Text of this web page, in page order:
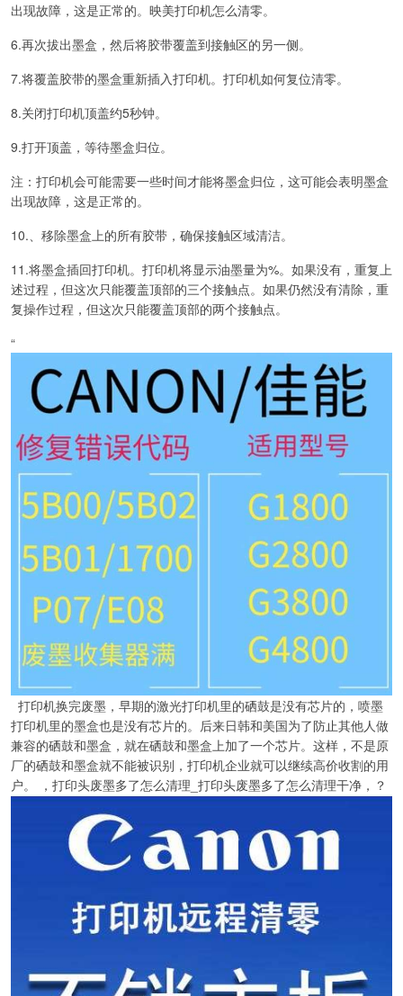
出现故障，这是正常的。映美打印机怎么清零。
6.再次拔出墨盒，然后将胶带覆盖到接触区的另一侧。
7.将覆盖胶带的墨盒重新插入打印机。打印机如何复位清零。
8.关闭打印机顶盖约5秒钟。
9.打开顶盖，等待墨盒归位。
注：打印机会可能需要一些时间才能将墨盒归位，这可能会表明墨盒
出现故障，这是正常的。
10.、移除墨盒上的所有胶带，确保接触区域清洁。
11.将墨盒插回打印机。打印机将显示油墨量为%。如果没有，重复上
述过程，但这次只能覆盖顶部的三个接触点。如果仍然没有清除，重
复操作过程，但这次只能覆盖顶部的两个接触点。
“
打印机换完废墨，早期的激光打印机里的硒鼓是没有芯片的，喷墨
打印机里的墨盒也是没有芯片的。后来日韩和美国为了防止其他人做
兼容的硒鼓和墨盒，就在硒鼓和墨盒上加了一个芯片。这样，不是原
厂的硒鼓和墨盒就不能被识别，打印机企业就可以继续高价收割的用
户。 ，打印头废墨多了怎么清理_打印头废墨多了怎么清理干净，？